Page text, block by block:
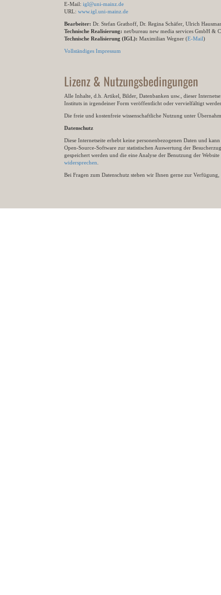
E-Mail: igl@uni-mainz.de
URL: www.igl.uni-mainz.de
Bearbeiter: Dr. Stefan Grathoff, Dr. Regina Schäfer, Ulrich
Technische Realisierung: net/bureau new media services GmbH &
Technische Realisierung (IGL): Maximilian Wegner (E-Mail)
Vollständiges Impressum
Lizenz & Nutzungsbedingungen
Alle Inhalte, d.h. Artikel, Bilder, Datenbanken usw., dieser
Instituts in irgendeiner Form veröffentlicht oder vervielfältigt
Die freie und kostenfreie wissenschaftliche Nutzung unter
Datenschutz
Diese Internetseite erhebt keine personenbezogenen Daten und
Open-Source-Software zur statistischen Auswertung der
gespeichert werden und die eine Analyse der Benutzung der
widersprechen
Bei Fragen zum Datenschutz stehen wir Ihnen gerne zur